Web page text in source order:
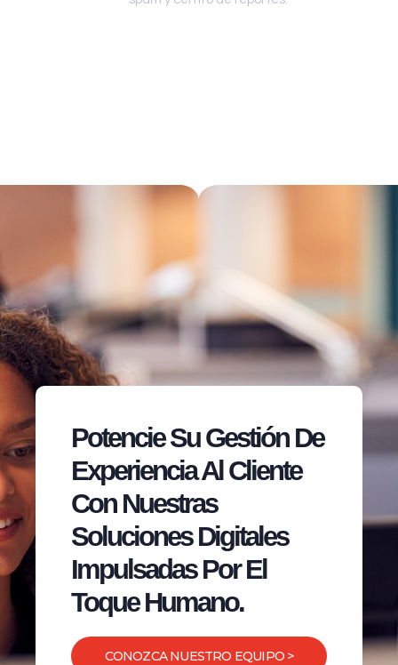
Potencie Su Gestión De
Experiencia Al Cliente
Con Nuestras
Soluciones Digitales
Impulsadas Por El
Toque Humano.
CONOZCA NUESTRO EQUIPO >